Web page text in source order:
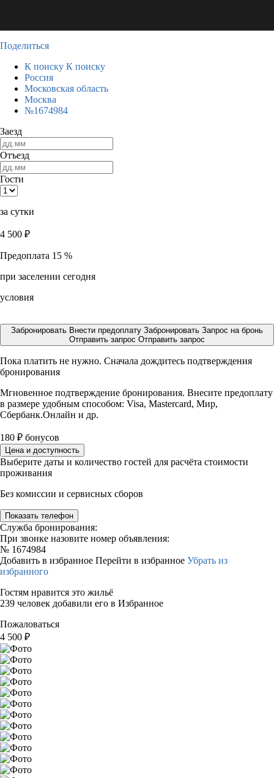
Поделиться
К поиску К поиску
Россия
Московская область
Москва
№1674984
Заезд
Отъезд
Гости
за сутки
4 500 ₽
Предоплата 15 %
при заселении сегодня
условия
Забронировать Внести предоплату Забронировать Запрос на бронь
Отправить запрос Отправить запрос
Пока платить не нужно. Сначала дождитесь подтверждения
бронирования
Мгновенное подтверждение бронирования. Внесите предоплату
в размере удобным способом: Visa, Mastercard, Мир,
Сбербанк.Онлайн и др.
180 ₽ бонусов
Цена и доступность
Выберите даты и количество гостей для расчёта стоимости
проживания
Без комиссии и сервисных сборов
Показать телефон
Служба бронирования:
При звонке назовите номер объявления:
№ 1674984
Добавить в избранное Перейти в избранное Убрать из
избранного
Гостям нравится это жильё
239 человек добавили его в Избранное
Пожаловаться
4 500 ₽